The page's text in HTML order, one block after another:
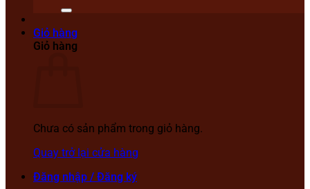
Giỏ hàng
Giỏ hàng
Chưa có sản phẩm trong giỏ hàng.
Quay trở lại cửa hàng
Đăng nhập / Đăng ký